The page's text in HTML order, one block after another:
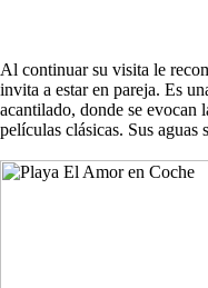
Al continuar su visita le
invita a estar en pareja. Es
acantilado, donde se evocan
películas clásicas. Sus aguas